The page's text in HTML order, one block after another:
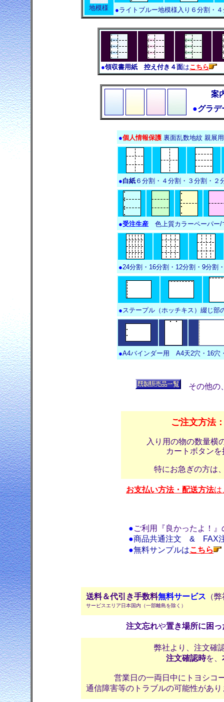
地模様 ●ライトブルー地模様入り６分割・
●領収書用紙 控え付き４面はこちら
案
●グラデ
●個人情報保護 裏面乱数地紋 親展
●白紙 ６分割・４分割・３分割・
●受注生産 色上質カラーペーパー/
●24分割・16分割・12分割・9分割
●ステープル（ホッチキス）綴じ部
●A4バインダー用 A4天2穴・16穴
その他の
ご注文方法
入り用の物の数量横
カートボタン
特にお急ぎの方は
お支払い方法・配送方法は
●ご利用『良かったよ！』
●商品共通注文 & FAX
●無料サンプルはこちら
送料＆代引き手数料無料サービス （
サービスエリア日本国内（一部離島を除く）
注文忘れや置き場所に困っ
弊社より、注文確
注文確認時を、
営業日の一両日中にトヨシコ
通信障害等のトラブルの可能性があ